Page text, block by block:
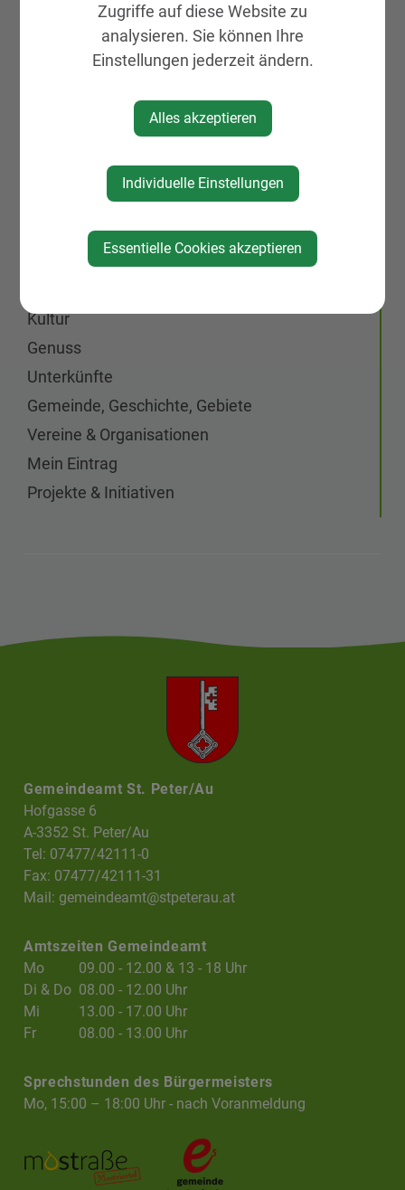
Kinderbetreuung
Eltern-Kind-Zentrum
Grundstücke & Wohnungen
Medizinische Versorgung
Mobilität
Wirtschaft
Kultur
Genuss
Unterkünfte
Gemeinde, Geschichte, Gebiete
Vereine & Organisationen
Mein Eintrag
Projekte & Initiativen
Gemeindeamt St. Peter/Au
Hofgasse 6
A-3352 St. Peter/Au
Tel: 07477/42111-0
Fax: 07477/42111-31
Mail:gemeindeamt@stpeterau.at
Amtszeiten Gemeindeamt
Mo
09.00 - 12.00 & 13 - 18 Uhr
Di & Do 08.00 - 12.00 Uhr
Mi
13.00 - 17.00 Uhr
Fr
08.00 - 13.00 Uhr
Sprechstunden des Bürgermeisters
Mo, 15:00 – 18:00 Uhr - nach Voranmeldung
Zugriffe auf diese Website zu
analysieren. Sie können Ihre
Einstellungen jederzeit ändern.
Alles akzeptieren
Individuelle Einstellungen
Essentielle Cookies akzeptieren